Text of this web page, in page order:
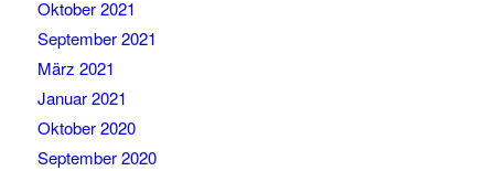
Oktober 2021
September 2021
März 2021
Januar 2021
Oktober 2020
September 2020